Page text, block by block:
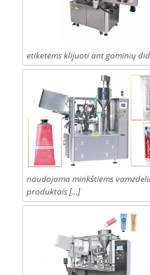
etiketėms klijuoti ant gaminių
naudojama minkštiems
produktais […]